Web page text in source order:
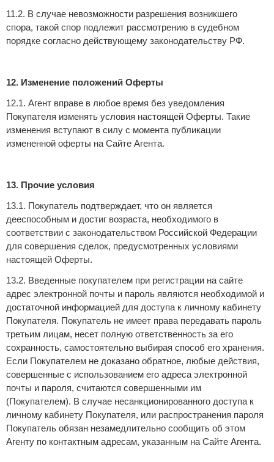
11.2. В случае невозможности разрешения возникшего
спора, такой спор подлежит рассмотрению в судебном
порядке согласно действующему законодательству РФ.
12. Изменение положений Оферты
12.1. Агент вправе в любое время без уведомления
Покупателя изменять условия настоящей Оферты. Такие
изменения вступают в силу с момента публикации
измененной оферты на Сайте Агента.
13. Прочие условия
13.1. Покупатель подтверждает, что он является
дееспособным и достиг возраста, необходимого в
соответствии с законодательством Российской Федерации
для совершения сделок, предусмотренных условиями
настоящей Оферты.
13.2. Введенные покупателем при регистрации на сайте
адрес электронной почты и пароль являются необходимой и
достаточной информацией для доступа к личному кабинету
Покупателя. Покупатель не имеет права передавать пароль
третьим лицам, несет полную ответственность за его
сохранность, самостоятельно выбирая способ его хранения.
Если Покупателем не доказано обратное, любые действия,
совершенные с использованием его адреса электронной
почты и пароля, считаются совершенными им
(Покупателем). В случае несанкционированного доступа к
личному кабинету Покупателя, или распространения пароля
Покупатель обязан незамедлительно сообщить об этом
Агенту по контактным адресам, указанным на Сайте Агента.